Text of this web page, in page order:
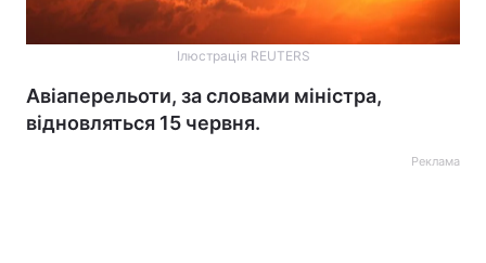
Ілюстрація REUTERS
Авіаперельоти, за словами міністра,
відновляться 15 червня.
Реклама